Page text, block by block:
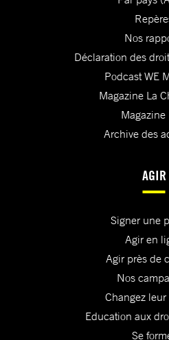
Nos
Déclaration des
Podcast WE
Magazine La
Magazine
Archive des
AGIR
Signer une
Agir en
Agir près de
Nos
Changez
Education aux
Se